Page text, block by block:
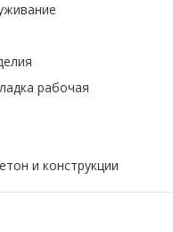
рабочая
и конструкции